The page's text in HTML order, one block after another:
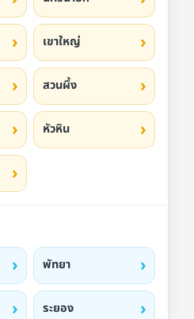
เขาใหญ่
สวนผึ้ง
หัวหิน
พัทยา
ระยอง